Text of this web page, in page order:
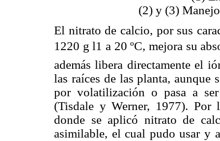
(2) y (3)
El nitrato de calcio, por sus
1220 g l1 a 20 ºC, mejora su
además libera directamente el
las raíces de las planta, aunque
por volatilización o pasa a
(Tisdale y Werner, 1977). Por
donde se aplicó nitrato de
asimilable, el cual pudo usar y